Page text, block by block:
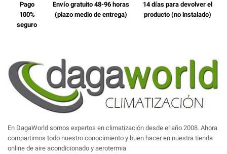
Pago
100%
seguro
Envío gratuito 48-96 horas
(plazo medio de entrega)
14 días para devolver el
producto (no instalado)
En DagaWorld somos expertos en climatización desde el año 2008. Ahora
compartimos todo nuestro conocimiento y buen hacer en nuestra tienda
online de aire acondicionado y aerotermia